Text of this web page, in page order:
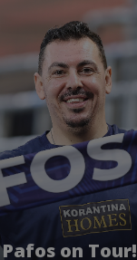
on Tour!